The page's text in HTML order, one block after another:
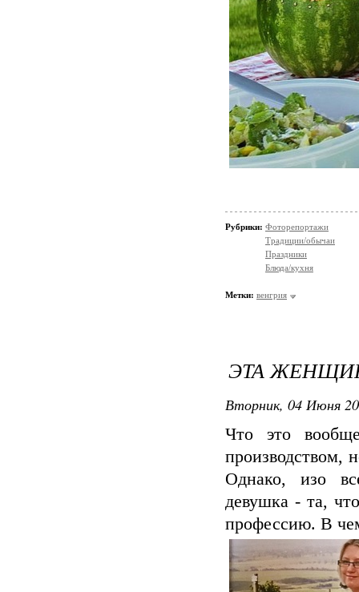
Рубрики: Фоторепортажи
Традиции/обычаи
Праздники
Блюда/кухня
Метки: венгрия
ЭТА
Вторник, 04 Июня
Что это
производством,
Однако, изо
девушка - та,
профессию. В